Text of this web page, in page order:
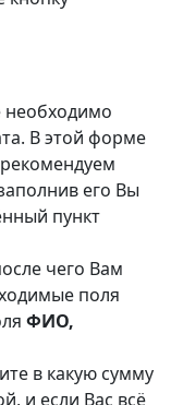
необходимо
В этой форме
его Вы
пункт
чего Вам
поля
ФИО,
в какую сумму
и если Вас всё